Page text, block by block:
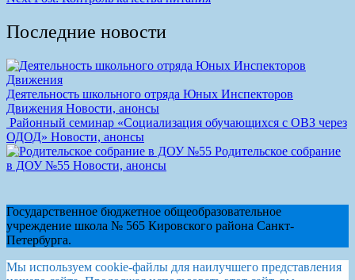
Последние новости
Деятельность школьного отряда Юных Инспекторов
Движения Новости, анонсы
Районный семинар «Социализация обучающихся с ОВЗ через
ОДОД» Новости, анонсы
Родительское собрание
в ДОУ №55 Новости, анонсы
Государственное бюджетное общеобразовательное
учреждение школа № 565 Кировского района Санкт-
Петербурга.
Мы используем cookie-файлы для наилучшего представления